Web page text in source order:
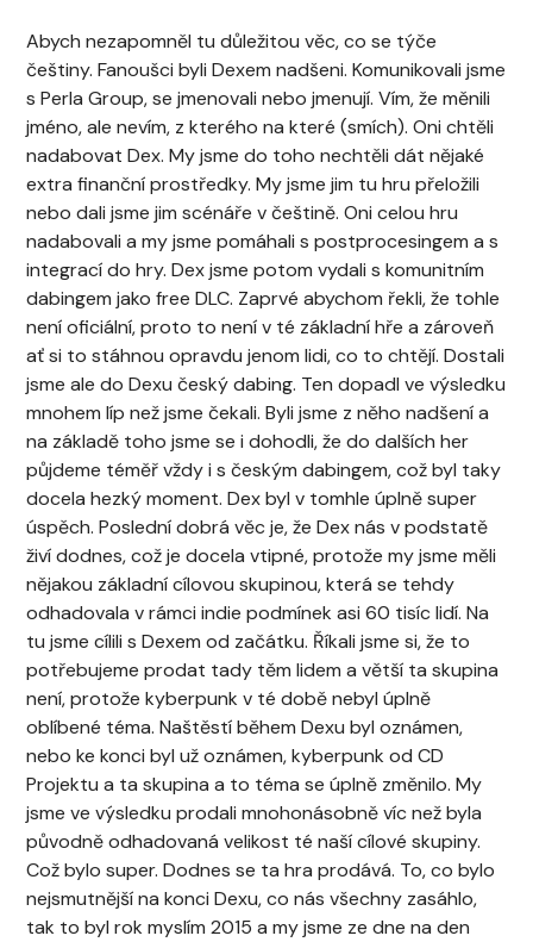
Abych nezapomněl tu důležitou věc, co se týče
češtiny. Fanoušci byli Dexem nadšeni. Komunikovali jsme
s Perla Group, se jmenovali nebo jmenují. Vím, že měnili
jméno, ale nevím, z kterého na které (smích). Oni chtěli
nadabovat Dex. My jsme do toho nechtěli dát nějaké
extra finanční prostředky. My jsme jim tu hru přeložili
nebo dali jsme jim scénáře v češtině. Oni celou hru
nadabovali a my jsme pomáhali s postprocesingem a s
integrací do hry. Dex jsme potom vydali s komunitním
dabingem jako free DLC. Zaprvé abychom řekli, že tohle
není oficiální, proto to není v té základní hře a zároveň
ať si to stáhnou opravdu jenom lidi, co to chtějí. Dostali
jsme ale do Dexu český dabing. Ten dopadl ve výsledku
mnohem líp než jsme čekali. Byli jsme z něho nadšení a
na základě toho jsme se i dohodli, že do dalších her
půjdeme téměř vždy i s českým dabingem, což byl taky
docela hezký moment. Dex byl v tomhle úplně super
úspěch. Poslední dobrá věc je, že Dex nás v podstatě
živí dodnes, což je docela vtipné, protože my jsme měli
nějakou základní cílovou skupinou, která se tehdy
odhadovala v rámci indie podmínek asi 60 tisíc lidí. Na
tu jsme cílili s Dexem od začátku. Říkali jsme si, že to
potřebujeme prodat tady těm lidem a větší ta skupina
není, protože kyberpunk v té době nebyl úplně
oblíbené téma. Naštěstí během Dexu byl oznámen,
nebo ke konci byl už oznámen, kyberpunk od CD
Projektu a ta skupina a to téma se úplně změnilo. My
jsme ve výsledku prodali mnohonásobně víc než byla
původně odhadovaná velikost té naší cílové skupiny.
Což bylo super. Dodnes se ta hra prodává. To, co bylo
nejsmutnější na konci Dexu, co nás všechny zasáhlo,
tak to byl rok myslím 2015 a my jsme ze dne na den